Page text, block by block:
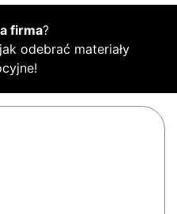
firma?
odebrać materiały